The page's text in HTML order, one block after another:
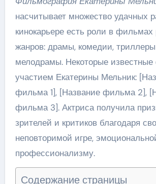
насчитывает множество удачных
кинокарьере есть роли в фильмах
жанров: драмы, комедии,
мелодрамы. Некоторые
участием Екатерины Мельник:
фильма 1], [Название фильма 2],
фильма 3]. Актриса получила
зрителей и критиков благодаря
неповторимой игре,
профессионализму.
Содержание страницы